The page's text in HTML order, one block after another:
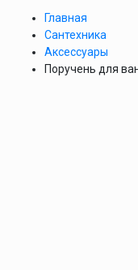
Главная
Сантехника
Аксессуары
Поручень для